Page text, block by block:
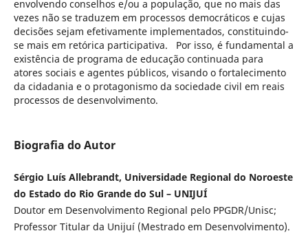
envolvendo conselhos e/ou a população, que no mais das
vezes não se traduzem em processos democráticos e cujas
decisões sejam efetivamente implementados, constituindo-
se mais em retórica participativa. Por isso, é fundamental a
existência de programa de educação continuada para
atores sociais e agentes públicos, visando o fortalecimento
da cidadania e o protagonismo da sociedade civil em reais
processos de desenvolvimento.
Biografia do Autor
Sérgio Luís Allebrandt, Universidade Regional do Noroeste
do Estado do Rio Grande do Sul – UNIJUÍ
Doutor em Desenvolvimento Regional pelo PPGDR/Unisc;
Professor Titular da Unijuí (Mestrado em Desenvolvimento).